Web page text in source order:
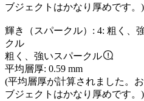
ブジェクトはかなり厚めです。)
輝き（スパークル）: 4: 粗く、
クル
粗く、強いスパークル
平均層厚: 0.59 mm
(平均層厚が計算されました。
ブジェクトはかなり厚めです。)